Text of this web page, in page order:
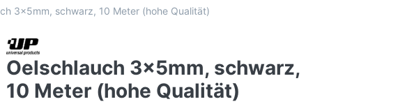
3x5mm, schwarz, 10 Meter (hohe Qualität)
Oelschlauch 3x5mm, schwarz,
10 Meter (hohe Qualität)